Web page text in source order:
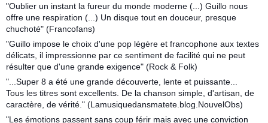
"Oublier un instant la fureur du monde moderne (...) Guillo nous
offre une respiration (...) Un disque tout en douceur, presque
chuchoté" (Francofans)
"Guillo impose le choix d'une pop légère et francophone aux textes
délicats, il impressionne par ce sentiment de facilité qui ne peut
résulter que d'une grande exigence" (Rock & Folk)
"...Super 8 a été une grande découverte, lente et puissante...
Tous les titres sont excellents. De la chanson simple, d'artisan, de
caractère, de vérité." (Lamusiquedansmatete.blog.NouvelObs)
"Les émotions passent sans coup férir mais avec une conviction